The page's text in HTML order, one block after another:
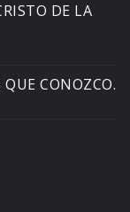
DE LA
QUE CONOZCO.